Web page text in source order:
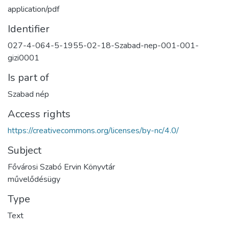
application/pdf
Identifier
027-4-064-5-1955-02-18-Szabad-nep-001-001-
gizi0001
Is part of
Szabad nép
Access rights
https://creativecommons.org/licenses/by-nc/4.0/
Subject
Fővárosi Szabó Ervin Könyvtár
művelődésügy
Type
Text